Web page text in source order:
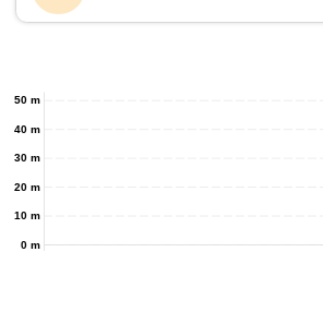
0 m
10 m
20 m
30 m
40 m
50 m